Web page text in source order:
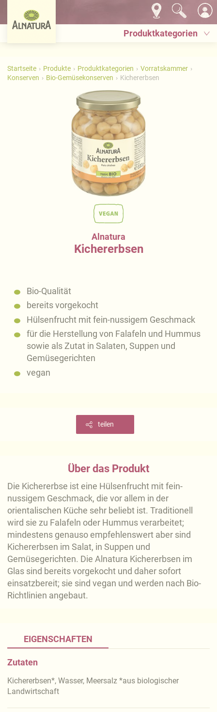
Produktkategorien
Startseite Produkte Produktkategorien
Vorratskammer
Konserven
Bio-Gemüsekonserven Kichererbsen
Alnatura
Kichererbsen
Bio-Qualität
bereits vorgekocht
Hülsenfrucht mit fein-nussigem Geschmack
für die Herstellung von Falafeln und Hummus
sowie als Zutat in Salaten, Suppen und
Gemüsegerichten
vegan
teilen
Über das Produkt
Die Kichererbse ist eine Hülsenfrucht mit fein-
nussigem Geschmack, die vor allem in der
orientalischen Küche sehr beliebt ist. Traditionell
wird sie zu Falafeln oder Hummus verarbeitet;
mindestens genauso empfehlenswert aber sind
Kichererbsen im Salat, in Suppen und
Gemüsegerichten. Die Alnatura Kichererbsen im
Glas sind bereits vorgekocht und daher sofort
einsatzbereit; sie sind vegan und werden nach Bio-
Richtlinien angebaut.
EIGENSCHAFTEN
Zutaten
Kichererbsen*, Wasser, Meersalz *aus biologischer
Landwirtschaft